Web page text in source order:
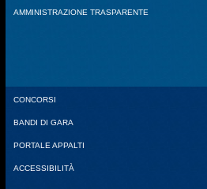
AMMINISTRAZIONE TRASPARENTE
CONCORSI
BANDI DI GARA
PORTALE APPALTI
ACCESSIBILITÀ